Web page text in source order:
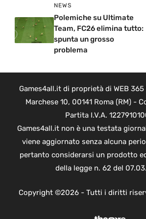
NEWS
Polemiche su Ultimate
Team, FC26 elimina tutto:
spunta un grosso
problema
Games4all.it di proprietà di WEB 365
Marchese 10, 00141 Roma (RM) -
Partita I.V.A.
Games4all.it non è una testata
viene aggiornato senza alcuna
pertanto considerarsi un prodotto
della legge n. 62 del
Copyright ©2026 - Tutti i diritti